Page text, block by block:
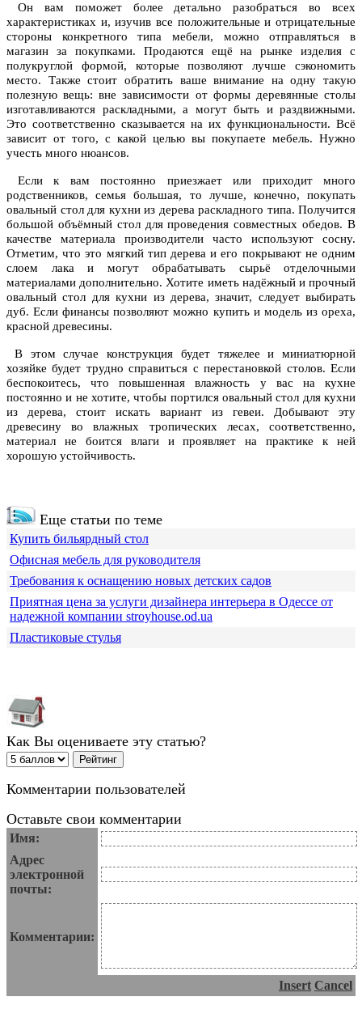
Он вам поможет более детально разобраться во всех
характеристиках и, изучив все положительные и отрицательные
стороны конкретного типа мебели, можно отправляться в
магазин за покупками. Продаются ещё на рынке изделия с
полукруглой формой, которые позволяют лучше сэкономить
место. Также стоит обратить ваше внимание на одну такую
полезную вещь: вне зависимости от формы деревянные столы
изготавливаются раскладными, а могут быть и раздвижными.
Это соответственно сказывается на их функциональности. Всё
зависит от того, с какой целью вы покупаете мебель. Нужно
учесть много нюансов.
Если к вам постоянно приезжает или приходит много
родственников, семья большая, то лучше, конечно, покупать
овальный стол для кухни из дерева раскладного типа. Получится
большой объёмный стол для проведения совместных обедов. В
качестве материала производители часто используют сосну.
Отметим, что это мягкий тип дерева и его покрывают не одним
слоем лака и могут обрабатывать сырьё отделочными
материалами дополнительно. Хотите иметь надёжный и прочный
овальный стол для кухни из дерева, значит, следует выбирать
дуб. Если финансы позволяют можно купить и модель из ореха,
красной древесины.
В этом случае конструкция будет тяжелее и миниатюрной
хозяйке будет трудно справиться с перестановкой столов. Если
беспокоитесь, что повышенная влажность у вас на кухне
постоянно и не хотите, чтобы портился овальный стол для кухни
из дерева, стоит искать вариант из гевеи. Добывают эту
древесину во влажных тропических лесах, соответственно,
материал не боится влаги и проявляет на практике к ней
хорошую устойчивость.
Еще статьи по теме
Купить бильярдный стол
Офисная мебель для руководителя
Требования к оснащению новых детских садов
Приятная цена за услуги дизайнера интерьера в Одессе от
надежной компании stroyhouse.od.ua
Пластиковые стулья
Как Вы оцениваете эту статью?
Комментарии пользователей
Оставьте свои комментарии
Имя:
Адрес
электронной
почты:
Комментарии:
Insert Cancel